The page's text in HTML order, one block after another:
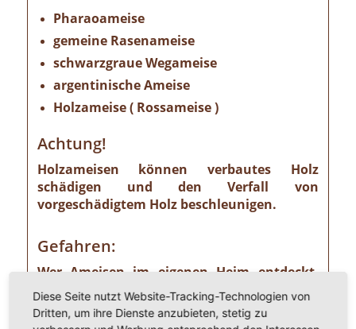
Pharaoameise
gemeine Rasenameise
schwarzgraue Wegameise
argentinische Ameise
Holzameise ( Rossameise )
Achtung!
Holzameisen können verbautes Holz
schädigen und den Verfall von
vorgeschädigtem Holz beschleunigen.
Gefahren:
Wer Ameisen im eigenen Heim entdeckt,
sollte die Gefahr ernst nehmen. Einige
Ameisenarten sind nämlich Vorrats- und
Materialschädlinge, von denen ein nicht zu
Diese Seite nutzt Website-Tracking-Technologien von
Dritten, um ihre Dienste anzubieten, stetig zu